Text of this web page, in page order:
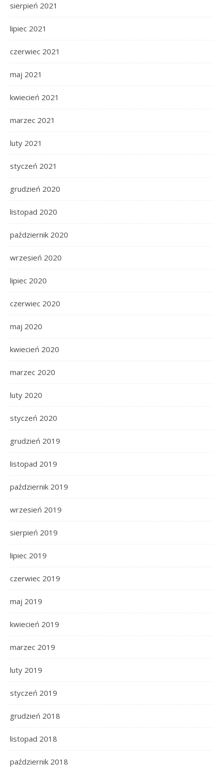
sierpień 2021
lipiec 2021
czerwiec 2021
maj 2021
kwiecień 2021
marzec 2021
luty 2021
styczeń 2021
grudzień 2020
listopad 2020
październik 2020
wrzesień 2020
lipiec 2020
czerwiec 2020
maj 2020
kwiecień 2020
marzec 2020
luty 2020
styczeń 2020
grudzień 2019
listopad 2019
październik 2019
wrzesień 2019
sierpień 2019
lipiec 2019
czerwiec 2019
maj 2019
kwiecień 2019
marzec 2019
luty 2019
styczeń 2019
grudzień 2018
listopad 2018
październik 2018